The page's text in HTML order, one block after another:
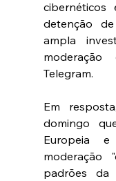
cibernéticos
detenção
ampla
Telegram.
Em
domingo
Europeia
moderação
padrões